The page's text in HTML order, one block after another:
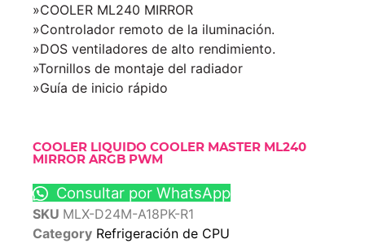
»COOLER ML240 MIRROR
»Controlador remoto de la iluminación.
»DOS ventiladores de alto rendimiento.
»Tornillos de montaje del radiador
»Guía de inicio rápido
COOLER LIQUIDO COOLER MASTER ML240
MIRROR ARGB PWM
Consultar por WhatsApp
SKU MLX-D24M-A18PK-R1
Category Refrigeración de CPU